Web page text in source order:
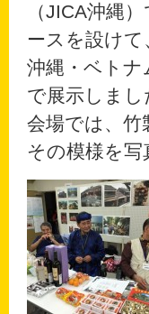
（JICA沖縄
ースを設け
沖縄・ベト
で展示しまし
会場では、竹
その模様を写